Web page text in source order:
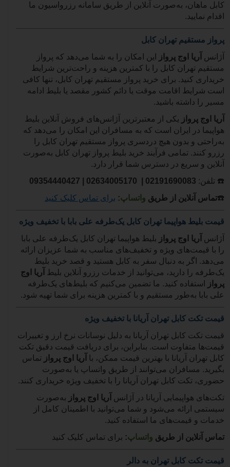
کابل ماهان، به‌صورت آنلاین از طریق سامانه رزرواسیون ما
اقدام نمایید.
پرواز مستقیم تهران کابل
آژانس آریا اوج پرواز
این امکان را به شما می‌دهد که پرواز
مستقیم تهران کابل را با کمترین هزینه و راحت‌ترین شرایط
خریداری کنید. برای خرید پرواز مستقیم تهران کابل، تنها کافی
است شرایط اقامت موقت یا دائم کشور مقصد یا بلیط ادامه
مسیر را داشته باشید.
آریا اوج پرواز یکی از معتبرترین آژانس‌های فروش آنلاین بلیط
هواپیما در ایران است که به مسافران این امکان را می‌دهد که
به‌راحتی و بدون هیچ دردسری پرواز مستقیم تهران کابل را
رزرو کنند. تمامی فرآیند خرید بلیط پرواز تهران کابل به‌صورت
آنلاین و سریع در دسترس شما قرار دارد.
☎️ تلفن: 02191690083
09354440427
☎️تماس آنلاین از طریق واتساپ: برای تماس کلیک کنید
قیمت بلیط هواپیما تهران کابل یک‌طرفه علی بابا با تخفیف ویژه
آژانس آریا اوج پرواز بلیط هواپیما تهران کابل یک‌طرفه علی بابا
را با قیمت‌های ویژه و تخفیف‌های مناسب به شما عزیزان ارائه
می‌دهد. اگر به دنبال سفر به کابل هستید و قصد خرید بلیط
یک‌طرفه را دارید، می‌توانید از خدمات رزرو آنلاین بلیط آریا اوج
پرواز
استفاده کنید. ما تضمین می‌کنیم که بلیط‌های یک‌طرفه
علی بابا به‌طور مستقیم و با کمترین هزینه برای شما تهیه شود.
قیمت تکت کابل تهران آریانا با تخفیف ویژه
قیمت تکت کابل تهران آریانا به دلیل نوسانات نرخ ارز و تغییرات
قیمت‌ها متفاوت است. بنابراین، برای دریافت قیمت دقیق تکت
کابل تهران آریانا با بهترین قیمت ممکن، با
آریا اوج پرواز تماس
بگیرید. مسافران می‌توانند از طریق واتساپ یا به‌صورت
حضوری، تکت کابل تهران آریانا را با تخفیف ویژه خریداری کنند.
تکت‌های هواپیمایی آریانا در آژانس آریا اوج پرواز به‌صورت
سیستمی ارائه می‌شود و شما می‌توانید با اطمینان کامل از
خدمات و قیمت‌های ما استفاده کنید.
تماس آنلاین از طریق واتساپ: برای تماس کلیک کنید
قیمت تکت کابل تهران به دالر